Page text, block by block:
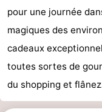
-
Nature
Hollands
Duin
-
Noordwijk
-
Katwijk
-
pour une journée
magiques des
cadeaux
toutes sortes de
du shopping et